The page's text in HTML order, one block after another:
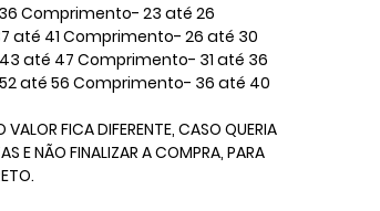
Comprimento- 23 até 26
até 41 Comprimento- 26 até 30
até 47 Comprimento- 31 até 36
até 56 Comprimento- 36 até 40
FICA DIFERENTE, CASO QUERIA
E NÃO FINALIZAR A COMPRA, PARA